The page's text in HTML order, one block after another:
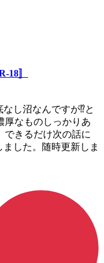
18〛
し沼なんですが⁉️と
厚なものしっかりあ
できるだけ次の話に
した。随時更新しま